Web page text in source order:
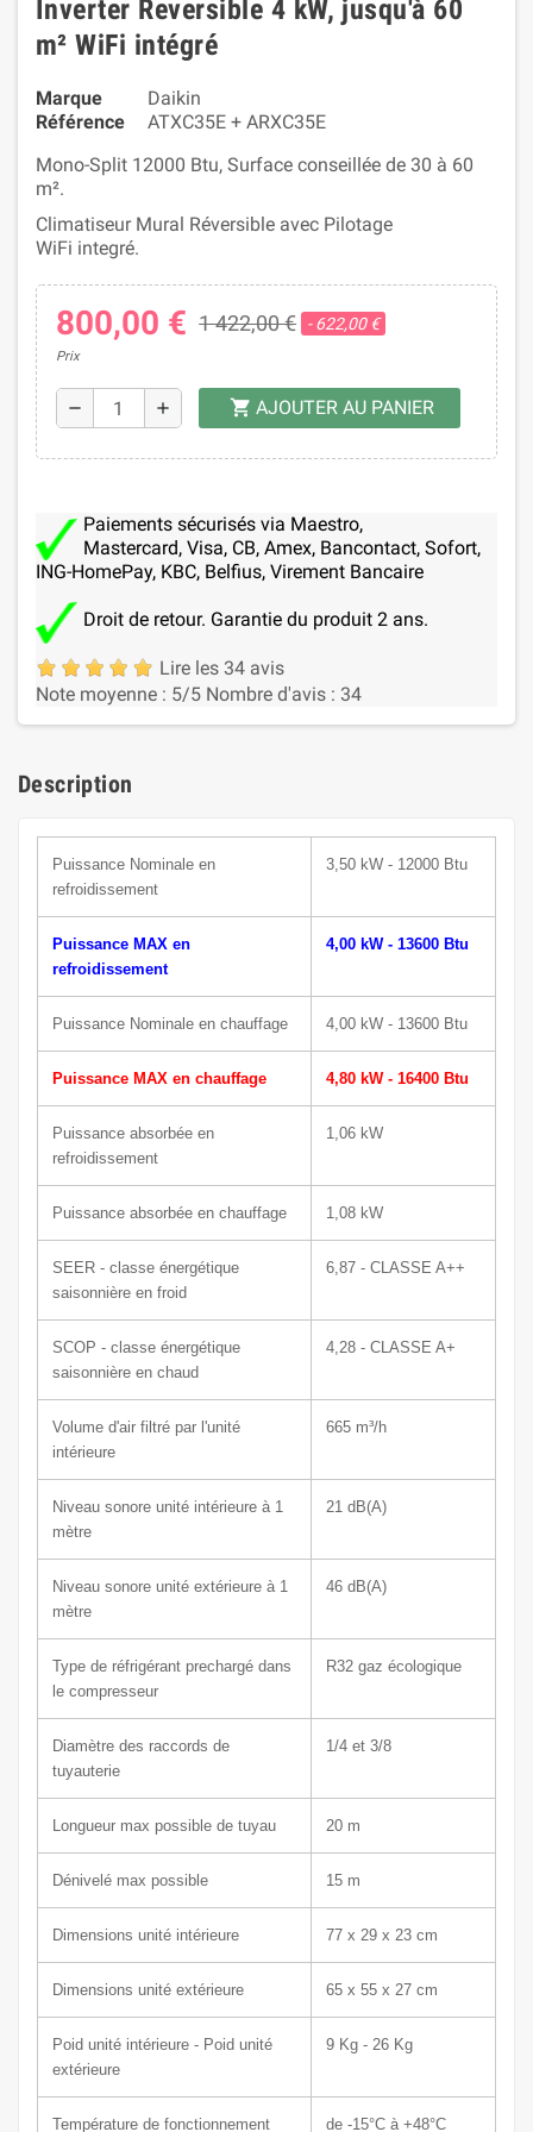
Inverter Reversible 4 kW, jusqu'à 60
m² WiFi intégré
Marque
Daikin
Référence
ATXC35E + ARXC35E
Mono-Split 12000 Btu, Surface conseillée de 30 à 60
m².
Climatiseur Mural Réversible avec Pilotage
WiFi integré.
800,00 € 1 422,00 € - 622,00 €
Prix
remove add shopping_cart AJOUTER AU PANIER
Paiements sécurisés via Maestro,
Mastercard, Visa, CB, Amex, Bancontact, Sofort,
ING-HomePay, KBC, Belfius, Virement Bancaire
Droit de retour. Garantie du produit 2 ans.
Lire les 34 avis
Note moyenne : 5/5 Nombre d'avis : 34
Description
Puissance Nominale en
refroidissement
3,50 kW - 12000 Btu
Puissance MAX en
refroidissement
4,00 kW - 13600 Btu
Puissance Nominale en chauffage 4,00 kW - 13600 Btu
Puissance MAX en chauffage 4,80 kW - 16400 Btu
Puissance absorbée en
refroidissement
1,06 kW
Puissance absorbée en chauffage 1,08 kW
SEER - classe énergétique
saisonnière en froid
6,87 - CLASSE A++
SCOP - classe énergétique
saisonnière en chaud
4,28 - CLASSE A+
Volume d'air filtré par l'unité
intérieure
665 m³/h
Niveau sonore unité intérieure à 1
mètre
21 dB(A)
Niveau sonore unité extérieure à 1
mètre
46 dB(A)
Type de réfrigérant prechargé dans
le compresseur
R32 gaz écologique
Diamètre des raccords de
tuyauterie
1/4 et 3/8
Longueur max possible de tuyau 20 m
Dénivelé max possible 15 m
Dimensions unité intérieure 77 x 29 x 23 cm
Dimensions unité extérieure 65 x 55 x 27 cm
Poid unité intérieure - Poid unité
extérieure
9 Kg - 26 Kg
Température de fonctionnement de -15°C à +48°C